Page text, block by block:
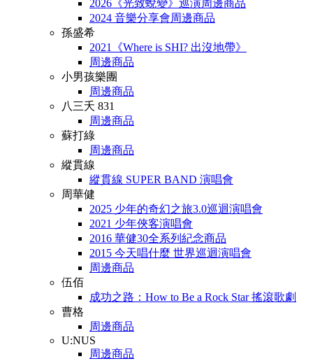
2026《光致蛻變》巡演周邊商品
2024 音樂分享會周邊商品
孫盛希
2021《Where is SHI? 出沒地帶》
周邊商品
小男孩樂團
周邊商品
八三夭 831
周邊商品
蘇打綠
周邊商品
縱貫線
縱貫線 SUPER BAND 演唱會
周華健
2025 少年的奇幻之旅3.0巡迴演唱會
2021 少年俠客演唱會
2016 華健30全系列紀念商品
2015 今天唱什麼 世界巡迴演唱會
周邊商品
伍佰
成功之路：How to Be a Rock Star 搖滾歌劇
曹格
周邊商品
U:NUS
周邊商品